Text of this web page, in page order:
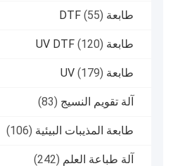
طابعة DTF (55)
طابعة UV DTF (120)
طابعة UV (179)
آلة تقويم النسيج (83)
طابعة المذيبات البيئية (106)
آلة طباعة العلم (242)